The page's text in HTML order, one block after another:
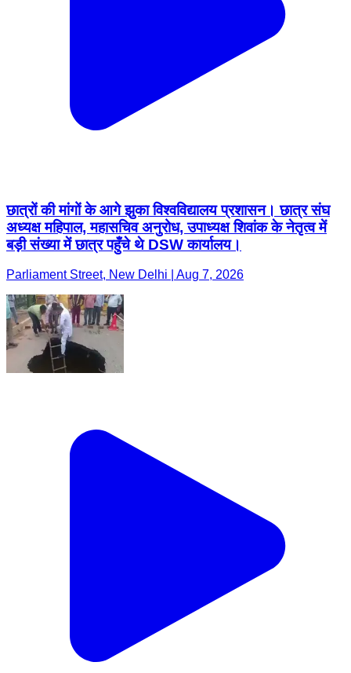
छात्रों की मांगों के आगे झुका विश्वविद्यालय प्रशासन। छात्र संघ
अध्यक्ष महिपाल, महासचिव अनुरोध, उपाध्यक्ष शिवांक के नेतृत्व में
बड़ी संख्या में छात्र पहुँचे थे DSW कार्यालय।
Parliament Street, New Delhi | Aug 7, 2026